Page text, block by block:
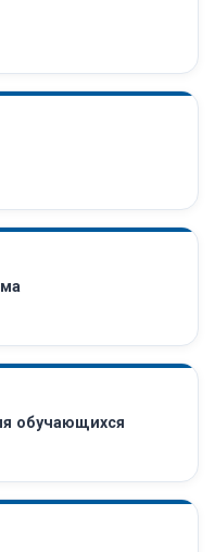
обучающихся